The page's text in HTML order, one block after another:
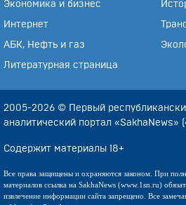
Экономика и бизнес
Интернет
АБК, Нефть и газ
Литературная страница
2005-2026 © Первый
аналитический портал «SakhaNews»
Содержит материалы 18+
Все права защищены и охраняются законом. При
материалов ссылка на SakhaNews (www.1sn.ru)
извлечение информации сайта запрещено. Все